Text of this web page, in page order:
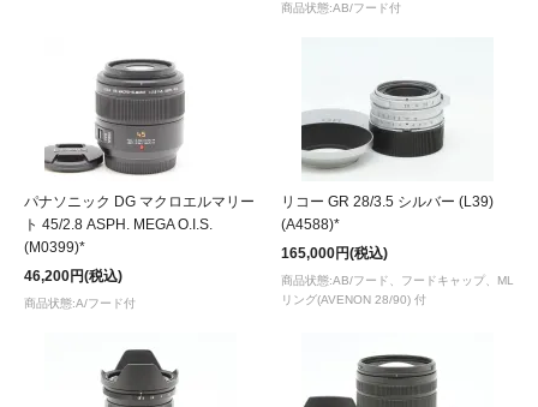
商品状態:AB/フード付
パナソニック DG マクロエルマリー
ト 45/2.8 ASPH. MEGA O.I.S.
(M0399)*
46,200円(税込)
商品状態:A/フード付
リコー GR 28/3.5 シルバー (L39)
(A4588)*
165,000円(税込)
商品状態:AB/フード、フードキャップ、ML
リング(AVENON 28/90) 付